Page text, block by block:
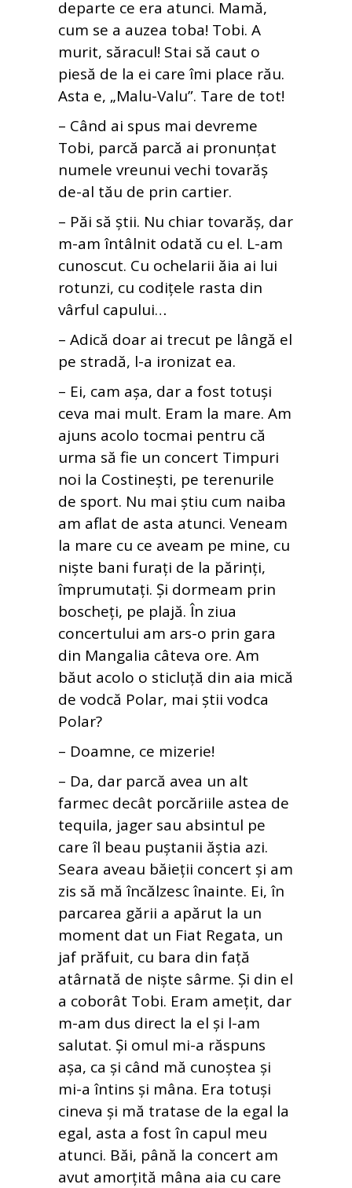
departe ce era atunci. Mamă,
cum se a auzea toba! Tobi. A
murit, săracul! Stai să caut o
piesă de la ei care îmi place rău.
Asta e, „Malu-Valu”. Tare de tot!
– Când ai spus mai devreme
Tobi, parcă parcă ai pronunțat
numele vreunui vechi tovarăș
de-al tău de prin cartier.
– Păi să știi. Nu chiar tovarăș, dar
m-am întâlnit odată cu el. L-am
cunoscut. Cu ochelarii ăia ai lui
rotunzi, cu codițele rasta din
vârful capului…
– Adică doar ai trecut pe lângă el
pe stradă, l-a ironizat ea.
– Ei, cam așa, dar a fost totuși
ceva mai mult. Eram la mare. Am
ajuns acolo tocmai pentru că
urma să fie un concert Timpuri
noi la Costinești, pe terenurile
de sport. Nu mai știu cum naiba
am aflat de asta atunci. Veneam
la mare cu ce aveam pe mine, cu
niște bani furați de la părinți,
împrumutați. Și dormeam prin
boscheți, pe plajă. În ziua
concertului am ars-o prin gara
din Mangalia câteva ore. Am
băut acolo o sticluță din aia mică
de vodcă Polar, mai știi vodca
Polar?
– Doamne, ce mizerie!
– Da, dar parcă avea un alt
farmec decât porcăriile astea de
tequila, jager sau absintul pe
care îl beau puștanii ăștia azi.
Seara aveau băieții concert și am
zis să mă încălzesc înainte. Ei, în
parcarea gării a apărut la un
moment dat un Fiat Regata, un
jaf prăfuit, cu bara din față
atârnată de niște sârme. Și din el
a coborât Tobi. Eram amețit, dar
m-am dus direct la el și l-am
salutat. Și omul mi-a răspuns
așa, ca și când mă cunoștea și
mi-a întins și mâna. Era totuși
cineva și mă tratase de la egal la
egal, asta a fost în capul meu
atunci. Băi, până la concert am
avut amorțită mâna aia cu care